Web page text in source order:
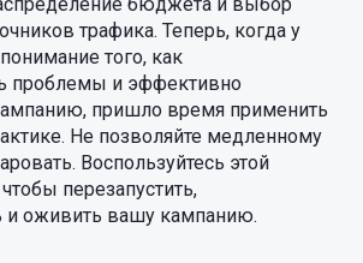
трафика. Теперь, когда у
того, как
проблемы и эффективно
пришло время применить
Не позволяйте медленному
Воспользуйтесь этой
перезапустить,
и оживить вашу кампанию.